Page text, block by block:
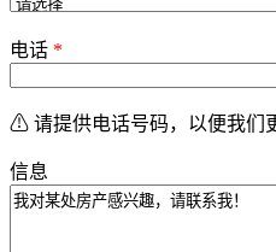
电话 *
⚠ 请提供电话号码，以便我们
信息